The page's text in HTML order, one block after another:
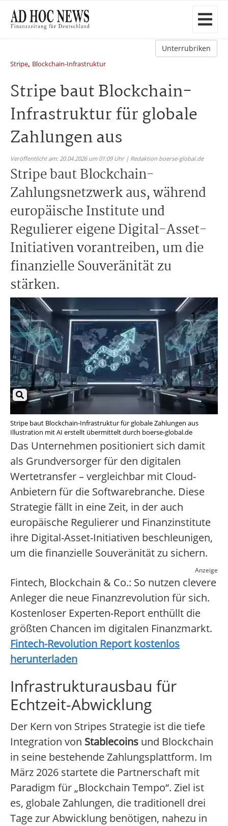
Unterrubriken
Stripe, Blockchain-Infrastruktur
Stripe baut Blockchain-
Infrastruktur für globale
Zahlungen aus
Veröffentlicht am: 20.04.2026 um 01:09 Uhr | Redaktion boerse-global.de
Stripe baut Blockchain-
Zahlungsnetzwerk aus, während
europäische Institute und
Regulierer eigene Digital-Asset-
Initiativen vorantreiben, um die
finanzielle Souveränität zu
stärken.
Stripe baut Blockchain-Infrastruktur für globale Zahlungen aus
Illustration mit AI erstellt übermittelt durch boerse-global.de
Das Unternehmen positioniert sich damit
als Grundversorger für den digitalen
Wertetransfer – vergleichbar mit Cloud-
Anbietern für die Softwarebranche. Diese
Strategie fällt in eine Zeit, in der auch
europäische Regulierer und Finanzinstitute
ihre Digital-Asset-Initiativen beschleunigen,
um die finanzielle Souveränität zu sichern.
Anzeige
Fintech, Blockchain & Co.: So nutzen clevere
Anleger die neue Finanzrevolution für sich.
Kostenloser Experten-Report enthüllt die
größten Chancen im digitalen Finanzmarkt.
Fintech-Revolution Report kostenlos
herunterladen
Infrastrukturausbau für
Echtzeit-Abwicklung
Der Kern von Stripes Strategie ist die tiefe
Integration von Stablecoins und Blockchain
in seine bestehende Zahlungsplattform. Im
März 2026 startete die Partnerschaft mit
Paradigm für „Blockchain Tempo“. Ziel ist
es, globale Zahlungen, die traditionell drei
Tage zur Abwicklung benötigen, nahezu in